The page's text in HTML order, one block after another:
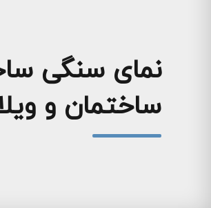
نمای سنگی
ساختمان و